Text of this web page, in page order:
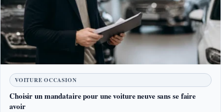
VOITURE OCCASION
Choisir un mandataire pour une voiture neuve sans se faire
avoir